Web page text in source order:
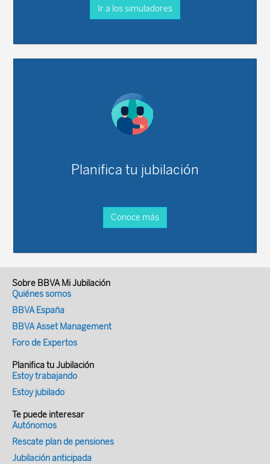
Ir a los simuladores
Planifica tu jubilación
Conoce más
Sobre BBVA Mi Jubilación
Quiénes somos
BBVA España
BBVA Asset Management
Foro de Expertos
Planifica tu Jubilación
Estoy trabajando
Estoy jubilado
Te puede interesar
Autónomos
Rescate plan de pensiones
Jubilación anticipada